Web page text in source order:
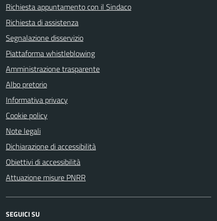
Richiesta appuntamento con il Sindaco
Richiesta di assistenza
Segnalazione disservizio
Piattaforma whistleblowing
Amministrazione trasparente
Albo pretorio
Informativa privacy
Cookie policy
Note legali
Dichiarazione di accessibilità
Obiettivi di accessibilità
Attuazione misure PNRR
SEGUICI SU